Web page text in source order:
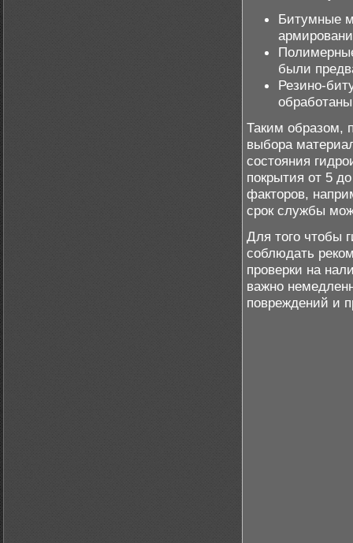
Битумные
были
Резино-
Таким образом,
выбора
состояния
покрытия от 5
факторов,
срок службы
Для того чтобы
соблюдать
проверки на
важно
повреждений и